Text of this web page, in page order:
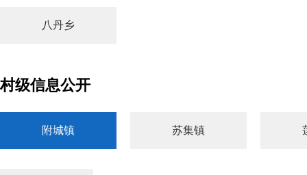
八丹乡
村级信息公开
附城镇 苏集镇